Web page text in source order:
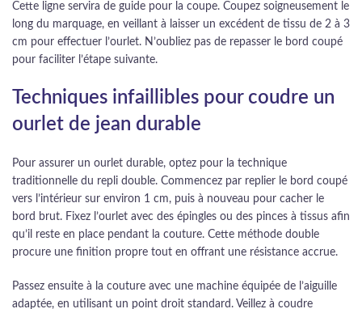
Cette ligne servira de guide pour la coupe. Coupez soigneusement le
long du marquage, en veillant à laisser un excédent de tissu de 2 à 3
cm pour effectuer l’ourlet. N’oubliez pas de repasser le bord coupé
pour faciliter l’étape suivante.
Techniques infaillibles pour coudre un
ourlet de jean durable
Pour assurer un ourlet durable, optez pour la technique
traditionnelle du repli double. Commencez par replier le bord coupé
vers l’intérieur sur environ 1 cm, puis à nouveau pour cacher le
bord brut. Fixez l’ourlet avec des épingles ou des pinces à tissus afin
qu’il reste en place pendant la couture. Cette méthode double
procure une finition propre tout en offrant une résistance accrue.
Passez ensuite à la couture avec une machine équipée de l’aiguille
adaptée, en utilisant un point droit standard. Veillez à coudre